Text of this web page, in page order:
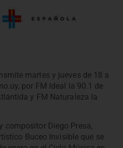
martes y jueves de 18 a
por FM Ideal la 90.1 de
y FM Naturaleza la
compositor Diego Presa,
Buceo Invisible que se